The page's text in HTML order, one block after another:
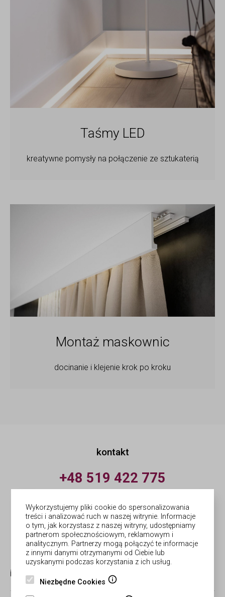
Taśmy LED
kreatywne pomysły na połączenie ze sztukaterią
Montaż maskownic
docinanie i klejenie krok po kroku
kontakt
+48 519 422 775
pn.-pt.: 9:00-18:00
info@forges.pl
© Forges | wykonanie Netergo
informacje
Wykorzystujemy pliki cookie do spersonalizowania
treści i analizować ruch w naszej witrynie. Informacje
o tym, jak korzystasz z naszej witryny, udostępniamy
partnerom społecznościowym, reklamowym i
analitycznym. Partnerzy mogą połączyć te informacje
z innymi danymi otrzymanymi od Ciebie lub
uzyskanymi podczas korzystania z ich usług.
Niezbędne Cookies